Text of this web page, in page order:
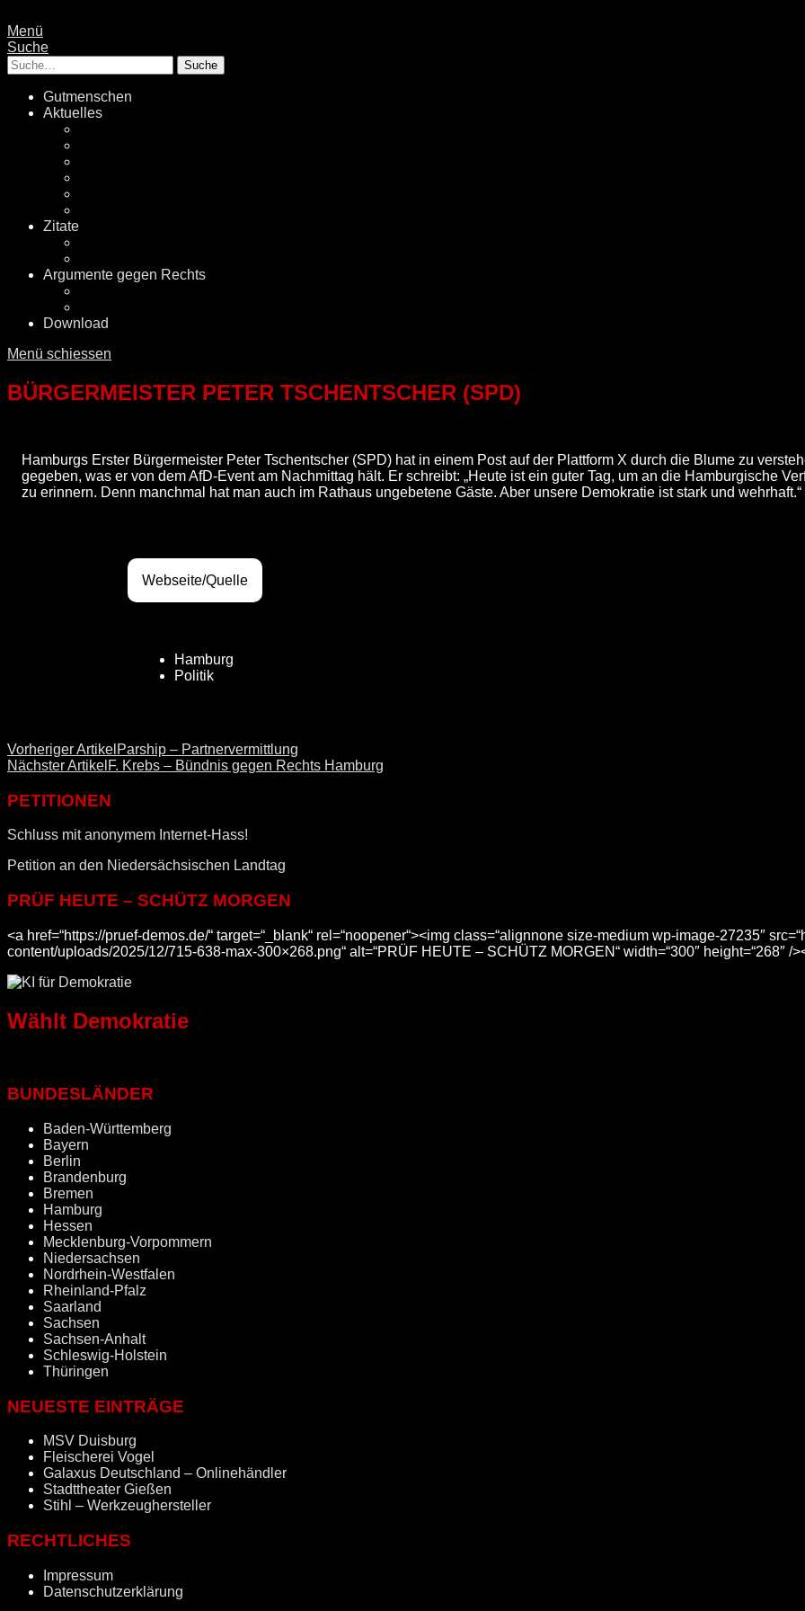
Menü
Suche
Suche
Gutmenschen
Aktuelles
Zitate
Argumente gegen Rechts
Download
Menü schiessen
BÜRGERMEISTER PETER TSCHENTSCHER (SPD)
Hamburgs Erster Bürgermeister Peter Tschentscher (SPD) hat in einem Post auf der Plattform X durch die Blume zu
gegeben, was er von dem AfD-Event am Nachmittag hält. Er schreibt: „Heute ist ein guter Tag, um an die Hamburgische
zu erinnern. Denn manchmal hat man auch im Rathaus ungebetene Gäste. Aber unsere Demokratie ist stark und wehrhaft.“
Webseite/Quelle
Hamburg
Politik
Vorheriger Artikel Parship – Partnervermittlung
Nächster Artikel F. Krebs – Bündnis gegen Rechts Hamburg
PETITIONEN
Schluss mit anonymem Internet-Hass!
Petition an den Niedersächsischen Landtag
PRÜF HEUTE – SCHÜTZ MORGEN
<a href=“https://pruef-demos.de/“ target=“_blank“ rel=“noopener“><img class=“alignnone size-medium wp-image-27235″
content/uploads/2025/12/715-638-max-300×268.png“ alt=“PRÜF HEUTE – SCHÜTZ MORGEN“ width=“300″ height=“268″ /
Wählt Demokratie
BUNDESLÄNDER
Baden-Württemberg
Bayern
Berlin
Brandenburg
Bremen
Hamburg
Hessen
Mecklenburg-Vorpommern
Niedersachsen
Nordrhein-Westfalen
Rheinland-Pfalz
Saarland
Sachsen
Sachsen-Anhalt
Schleswig-Holstein
Thüringen
NEUESTE EINTRÄGE
MSV Duisburg
Fleischerei Vogel
Galaxus Deutschland – Onlinehändler
Stadttheater Gießen
Stihl – Werkzeughersteller
RECHTLICHES
Impressum
Datenschutzerklärung